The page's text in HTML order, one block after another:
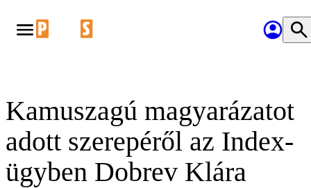
Kamuszagú magyarázatot
adott szerepéről az Index-
ügyben Dobrev Klára